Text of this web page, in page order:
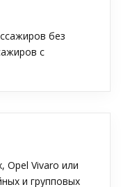
без
с
Opel Vivaro или
и групповых